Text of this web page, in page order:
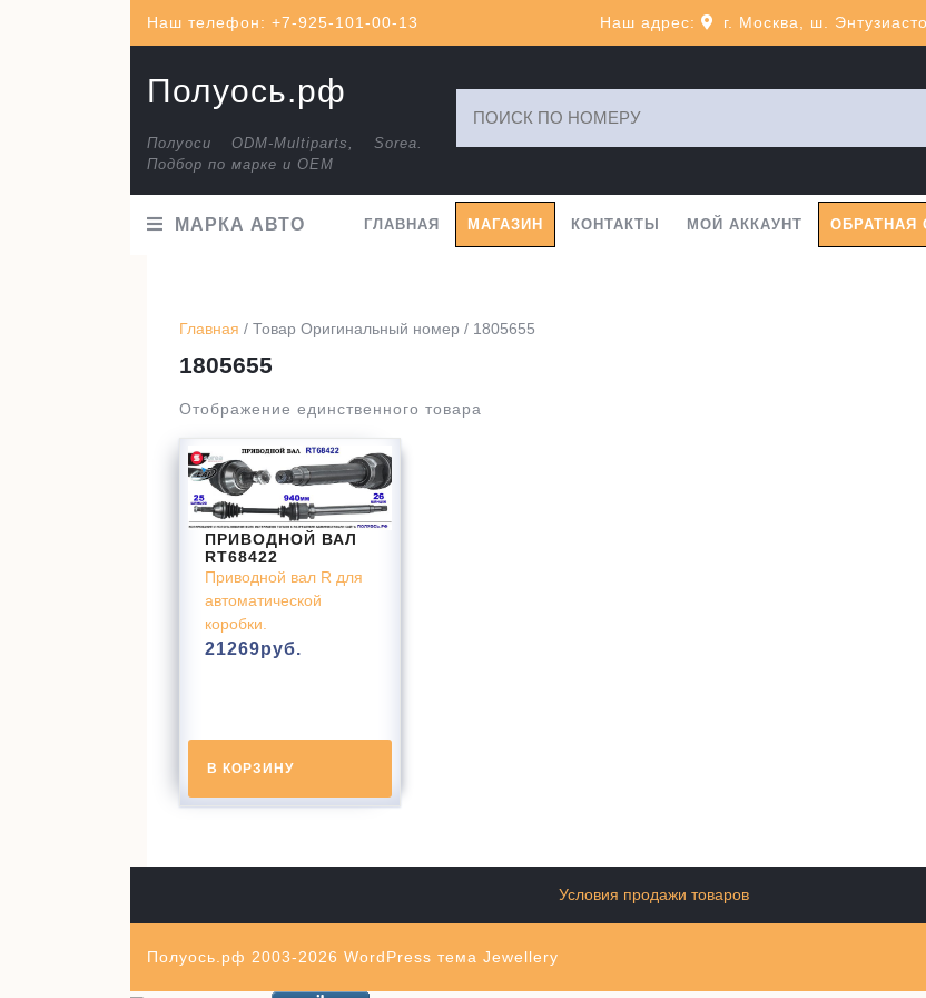
Наш телефон: +7-925-101-00-13 Наш адрес: г. Москва, ш.
Полуось.рф
Полуоси ODM-Multiparts, Sorea.
Подбор по марке и ОЕМ
МАРКА АВТО ГЛАВНАЯ МАГАЗИН КОНТАКТЫ МОЙ АККАУНТ ОБРАТНАЯ
Главная / Товар Оригинальный номер / 1805655
1805655
Отображение единственного товара
ПРИВОДНОЙ ВАЛ
RT68422
Приводной вал R для
автоматической
коробки.
21269руб.
В КОРЗИНУ
Условия продажи товаров
Полуось.рф 2003-2026 WordPress тема Jewellery